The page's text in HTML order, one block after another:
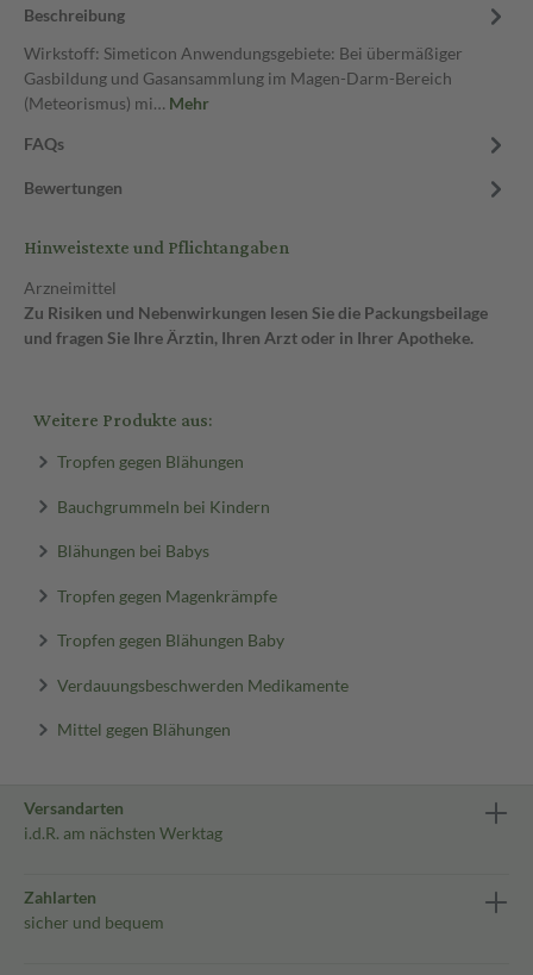
Beschreibung
Wirkstoff: Simeticon Anwendungsgebiete: Bei übermäßiger
Gasbildung und Gasansammlung im Magen-Darm-Bereich
(Meteorismus) mi… Mehr
FAQs
Bewertungen
Hinweistexte und Pflichtangaben
Arzneimittel
Zu Risiken und Nebenwirkungen lesen Sie die Packungsbeilage
und fragen Sie Ihre Ärztin, Ihren Arzt oder in Ihrer Apotheke.
Weitere Produkte aus:
Tropfen gegen Blähungen
Bauchgrummeln bei Kindern
Blähungen bei Babys
Tropfen gegen Magenkrämpfe
Tropfen gegen Blähungen Baby
Verdauungsbeschwerden Medikamente
Mittel gegen Blähungen
Versandarten
i.d.R. am nächsten Werktag
Zahlarten
sicher und bequem